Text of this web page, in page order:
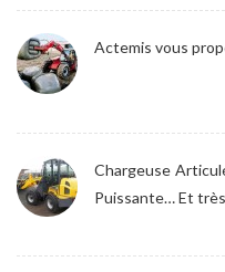
Actemis vous
Chargeuse
Puissante… Et